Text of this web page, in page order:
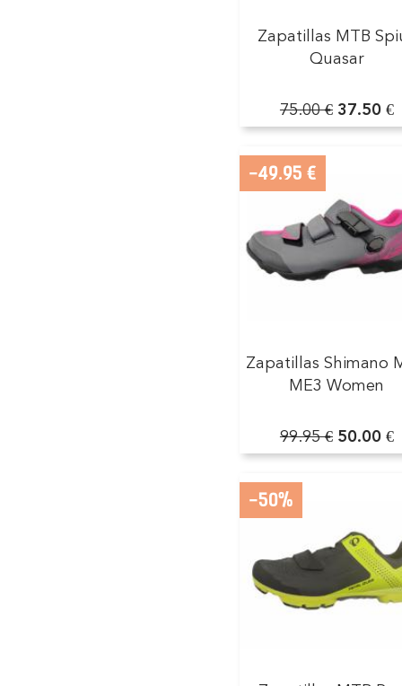
Zapatillas MTB
Quasar
75.00 €37.50 €
Zapatillas Shimano
ME3 Women
99.95 €50.00 €
-49.95 €
-50%